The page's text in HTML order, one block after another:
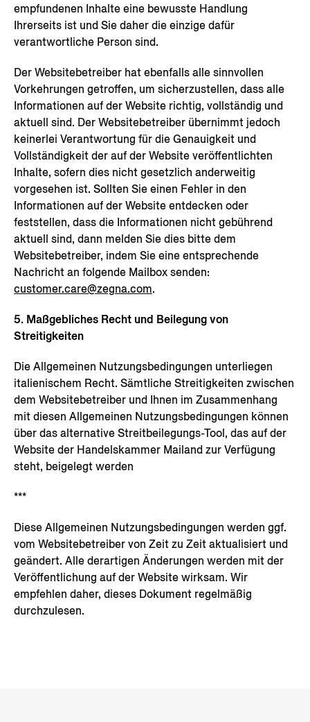
empfundenen Inhalte eine bewusste Handlung
Ihrerseits ist und Sie daher die einzige dafür
verantwortliche Person sind.
Der Websitebetreiber hat ebenfalls alle sinnvollen
Vorkehrungen getroffen, um sicherzustellen, dass alle
Informationen auf der Website richtig, vollständig und
aktuell sind. Der Websitebetreiber übernimmt jedoch
keinerlei Verantwortung für die Genauigkeit und
Vollständigkeit der auf der Website veröffentlichten
Inhalte, sofern dies nicht gesetzlich anderweitig
vorgesehen ist. Sollten Sie einen Fehler in den
Informationen auf der Website entdecken oder
feststellen, dass die Informationen nicht gebührend
aktuell sind, dann melden Sie dies bitte dem
Websitebetreiber, indem Sie eine entsprechende
Nachricht an folgende Mailbox senden:
customer.care@zegna.com.
5. Maßgebliches Recht und Beilegung von
Streitigkeiten
Die Allgemeinen Nutzungsbedingungen unterliegen
italienischem Recht. Sämtliche Streitigkeiten zwischen
dem Websitebetreiber und Ihnen im Zusammenhang
mit diesen Allgemeinen Nutzungsbedingungen können
über das alternative Streitbeilegungs-Tool, das auf der
Website der Handelskammer Mailand zur Verfügung
steht, beigelegt werden
***
Diese Allgemeinen Nutzungsbedingungen werden ggf.
vom Websitebetreiber von Zeit zu Zeit aktualisiert und
geändert. Alle derartigen Änderungen werden mit der
Veröffentlichung auf der Website wirksam. Wir
empfehlen daher, dieses Dokument regelmäßig
durchzulesen.